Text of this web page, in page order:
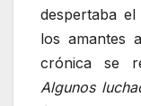
despertaba
los amantes
crónica se
Algunos